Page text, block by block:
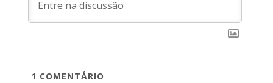
1 COMENTÁRIO